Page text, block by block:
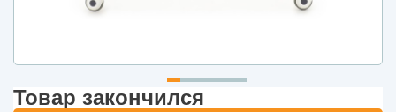
Товар закончился